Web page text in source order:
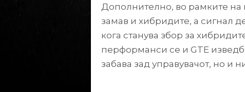
Дополнително, во рамките на
замав и хибридите, а сигнал
кога станува збор за
перформанси се и GTE
забава зад управувачот, но и